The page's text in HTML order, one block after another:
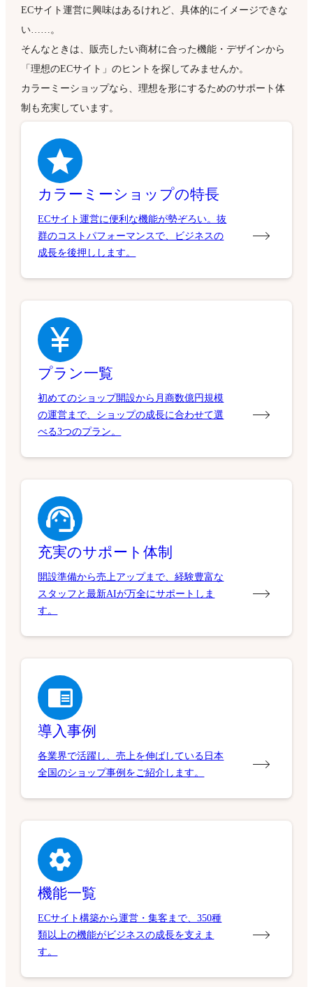
ECサイト運営に興味はあるけれど、具体的にイメージできな
い……。
そんなときは、販売したい商材に合った機能・デザインから
「理想のECサイト」のヒントを探してみませんか。
カラーミーショップなら、理想を形にするためのサポート体
制も充実しています。
カラーミーショップの特長
ECサイト運営に便利な機能が勢ぞろい。抜
群のコストパフォーマンスで、ビジネスの
成長を後押しします。
プラン一覧
初めてのショップ開設から月商数億円規模
の運営まで、ショップの成長に合わせて選
べる3つのプラン。
充実のサポート体制
開設準備から売上アップまで、経験豊富な
スタッフと最新AIが万全にサポートしま
す。
導入事例
各業界で活躍し、売上を伸ばしている日本
全国のショップ事例をご紹介します。
機能一覧
ECサイト構築から運営・集客まで、350種
類以上の機能がビジネスの成長を支えま
す。